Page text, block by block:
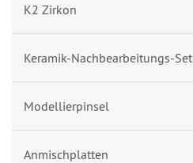
K2 Zirkon
Keramik-Nachbearbeitungs-Set
Modellierpinsel
Anmischplatten